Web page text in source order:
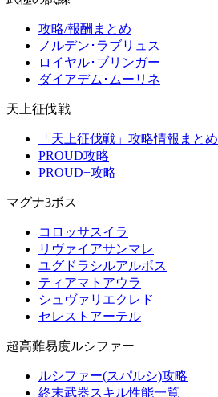
攻略/報酬まとめ
ノルデン･ラブリュス
ロイヤル･ブリンガー
ダイアデム･ムーリネ
天上征伐戦
「天上征伐戦」攻略情報まとめ
PROUD攻略
PROUD+攻略
マグナ3ボス
コロッサスイラ
リヴァイアサンマレ
ユグドラシルアルボス
ティアマトアウラ
シュヴァリエクレド
セレストアーテル
超高難易度ルシファー
ルシファー(スパルシ)攻略
終末武器スキル性能一覧